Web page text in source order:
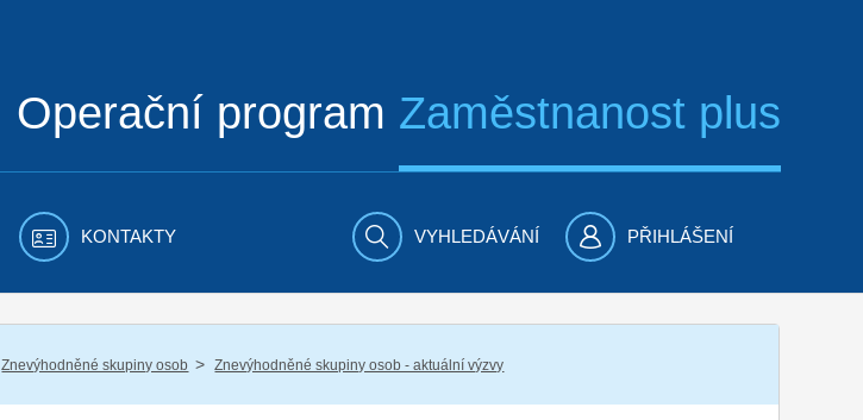
Operační program Zaměstnanost plus
KONTAKTY VYHLEDÁVÁNÍ PŘIHLÁŠENÍ
Znevýhodněné skupiny osob / Znevýhodněné skupiny osob - aktuální výzvy